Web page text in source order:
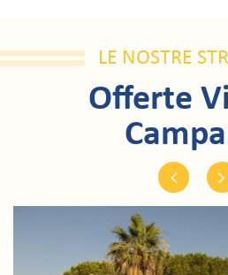
LE NOSTRE
Offerte